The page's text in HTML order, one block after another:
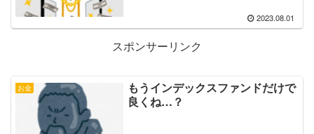
2023.08.01
スポンサーリンク
お金
もうインデックスファンドだけで
良くね…？